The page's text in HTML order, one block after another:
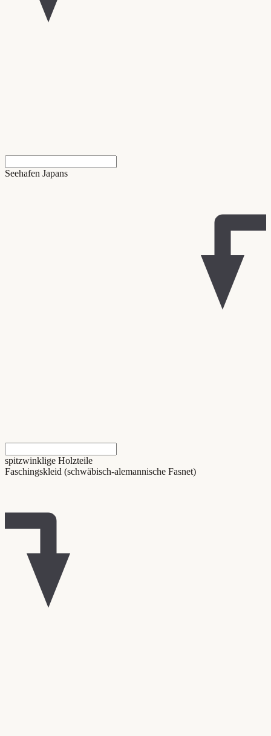
Seehafen Japans
spitzwinklige Holzteile
Faschingskleid (schwäbisch-alemannische Fasnet)